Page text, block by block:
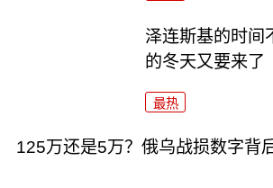
泽连斯基的时间
的冬天又要来了
最热
125万还是5万？俄乌战损数字背